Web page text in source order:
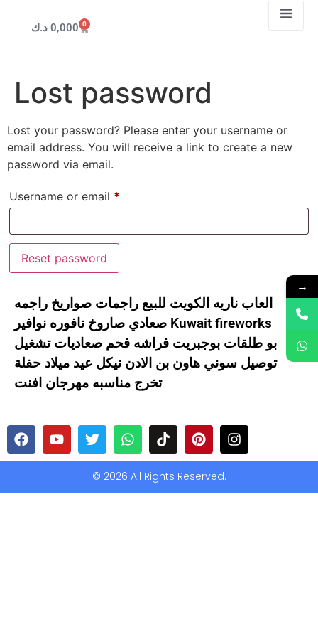
0,000 د.ك 0
Lost password
Lost your password? Please enter your username or
email address. You will receive a link to create a new
password via email.
Username or email *
Reset password
العاب ناريه الكويت للبيع راجمات صواريخ راجمه
صعادي صاروخ نافوره نوافير Kuwait fireworks
بو طلقات بوجبريت فراشه فحم صعاديات تشغيل
توصيل سوني هاون بن الادن نيكل عيد ميلاد حفلة
تخرج مناسبه مهرجان افنت
© 2026 All Rights Reserved.
→